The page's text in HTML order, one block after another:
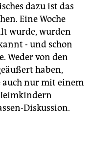
dazu ist das
Eine Woche
wurde, wurden
- und schon
Weder von den
haben,
auch nur mit einem
Diskussion.